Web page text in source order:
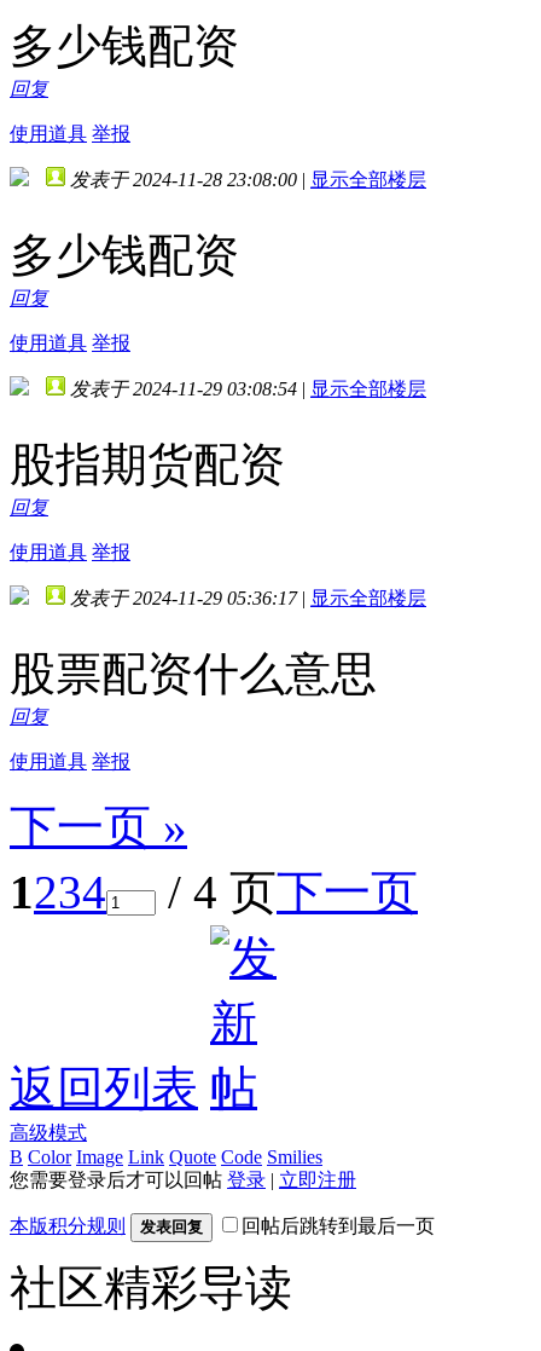
多少钱配资
回复
使用道具 举报
发表于 2024-11-28 23:08:00 | 显示全部楼层
多少钱配资
回复
使用道具 举报
发表于 2024-11-29 03:08:54 | 显示全部楼层
股指期货配资
回复
使用道具 举报
发表于 2024-11-29 05:36:17 | 显示全部楼层
股票配资什么意思
回复
使用道具 举报
下一页 »
1234 / 4 页下一页
返回列表
高级模式
B Color Image Link Quote Code Smilies
您需要登录后才可以回帖 登录 | 立即注册
本版积分规则 发表回复 回帖后跳转到最后一页
社区精彩导读